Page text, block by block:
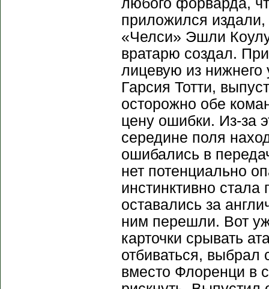
любого форварда,
приложился
«Челси» Эшли
вратарю создал.
лицевую из нижнего
Гарсия Тотти,
осторожно обе
цену ошибки. Из-за
середине поля
ошибались в
нет потенциально
инстинктивно
оставались за
ним перешли. Вот
карточки срывать
отбиваться,
вместо Флоренци в